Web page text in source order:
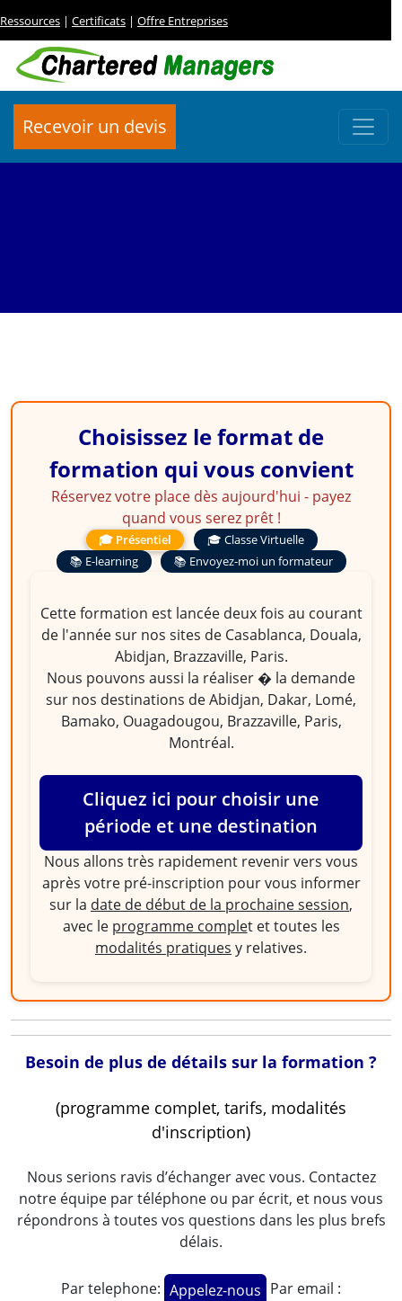
Ressources | Certificats | Offre Entreprises
Recevoir un devis
Choisissez le format de
formation qui vous convient
Réservez votre place dès aujourd'hui - payez
quand vous serez prêt !
🎓 Présentiel
🎓 Classe Virtuelle
📚 E-learning
📚 Envoyez-moi un formateur
Cette formation est lancée deux fois au courant
de l'année sur nos sites de Casablanca, Douala,
Abidjan, Brazzaville, Paris.
Nous pouvons aussi la réaliser � la demande
sur nos destinations de Abidjan, Dakar, Lomé,
Bamako, Ouagadougou, Brazzaville, Paris,
Montréal.
Cliquez ici pour choisir une
période et une destination
Nous allons très rapidement revenir vers vous
après votre pré-inscription pour vous informer
sur la date de début de la prochaine session,
avec le programme complet et toutes les
modalités pratiques y relatives.
Besoin de plus de détails sur la formation ?
(programme complet, tarifs, modalités
d'inscription)
Nous serions ravis d’échanger avec vous. Contactez
notre équipe par téléphone ou par écrit, et nous vous
répondrons à toutes vos questions dans les plus brefs
délais.
Par telephone: Appelez-nous Par email :